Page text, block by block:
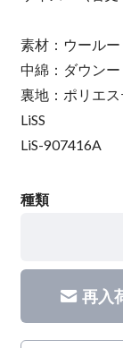
素材：ウールー
中綿：ダウンー
裏地：ポリエス
LiSS
LiS-907416A
種類
再入